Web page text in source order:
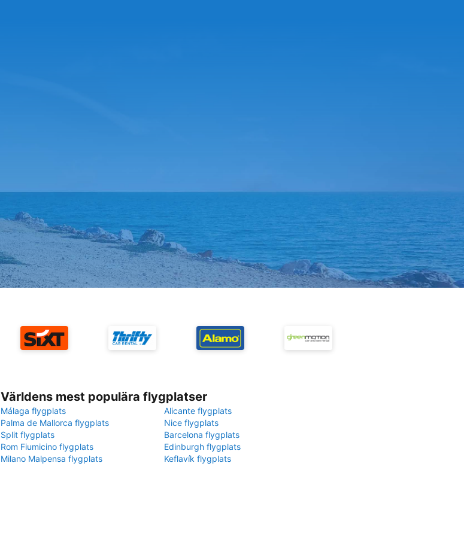
Världens mest populära flygplatser
Málaga flygplats
Alicante flygplats
Palma de Mallorca flygplats
Nice flygplats
Split flygplats
Barcelona flygplats
Rom Fiumicino flygplats
Edinburgh flygplats
Milano Malpensa flygplats
Keflavík flygplats